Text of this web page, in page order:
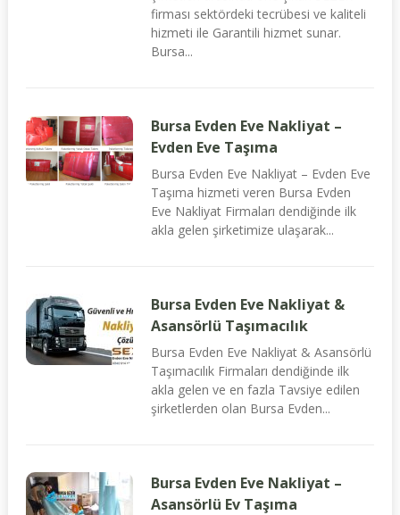
firması sektördeki tecrübesi ve kaliteli
hizmeti ile Garantili hizmet sunar.
Bursa...
Bursa Evden Eve Nakliyat –
Evden Eve Taşıma
Bursa Evden Eve Nakliyat – Evden Eve
Taşıma hizmeti veren Bursa Evden
Eve Nakliyat Firmaları dendiğinde ilk
akla gelen şirketimize ulaşarak...
Bursa Evden Eve Nakliyat &
Asansörlü Taşımacılık
Bursa Evden Eve Nakliyat & Asansörlü
Taşımacılık Firmaları dendiğinde ilk
akla gelen ve en fazla Tavsiye edilen
şirketlerden olan Bursa Evden...
Bursa Evden Eve Nakliyat –
Asansörlü Ev Taşıma